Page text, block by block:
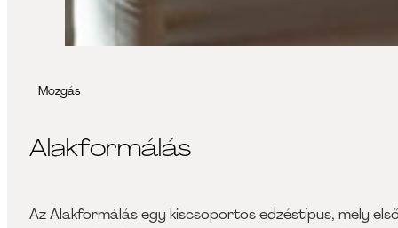
Mozgás
Alakformálás
Az Alakformálás egy kiscsoportos edzéstípus, mely